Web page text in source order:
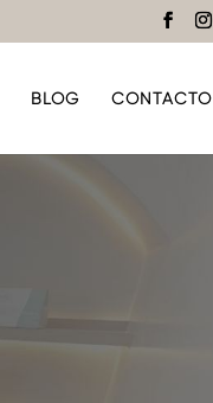
BLOG CONTACTO